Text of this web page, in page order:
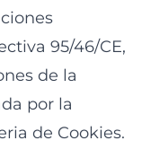
95/46/CE,
de la
por la
de Cookies.